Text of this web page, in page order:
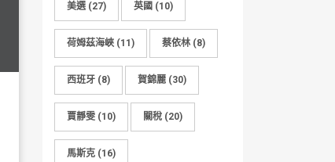
美選(27) 英國 (10)
荷姆茲海峽 (11) 蔡依林 (8)
西班牙 (8) 賀錦麗 (30)
賈靜雯 (10) 關稅 (20)
馬斯克 (16)